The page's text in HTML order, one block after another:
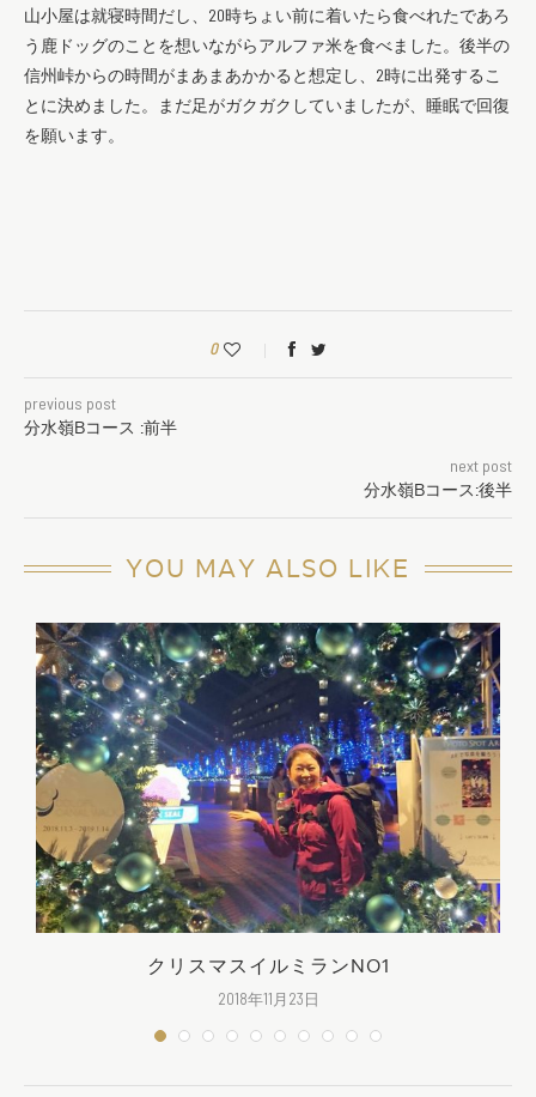
山小屋は就寝時間だし、20時ちょい前に着いたら食べれたであろ
う鹿ドッグのことを想いながらアルファ米を食べました。後半の
信州峠からの時間がまあまあかかると想定し、2時に出発するこ
とに決めました。まだ足がガクガクしていましたが、睡眠で回復
を願います。
0
previous post
分水嶺Bコース :前半
next post
分水嶺Bコース:後半
YOU MAY ALSO LIKE
クリスマスイルミランNO1
2018年11月23日